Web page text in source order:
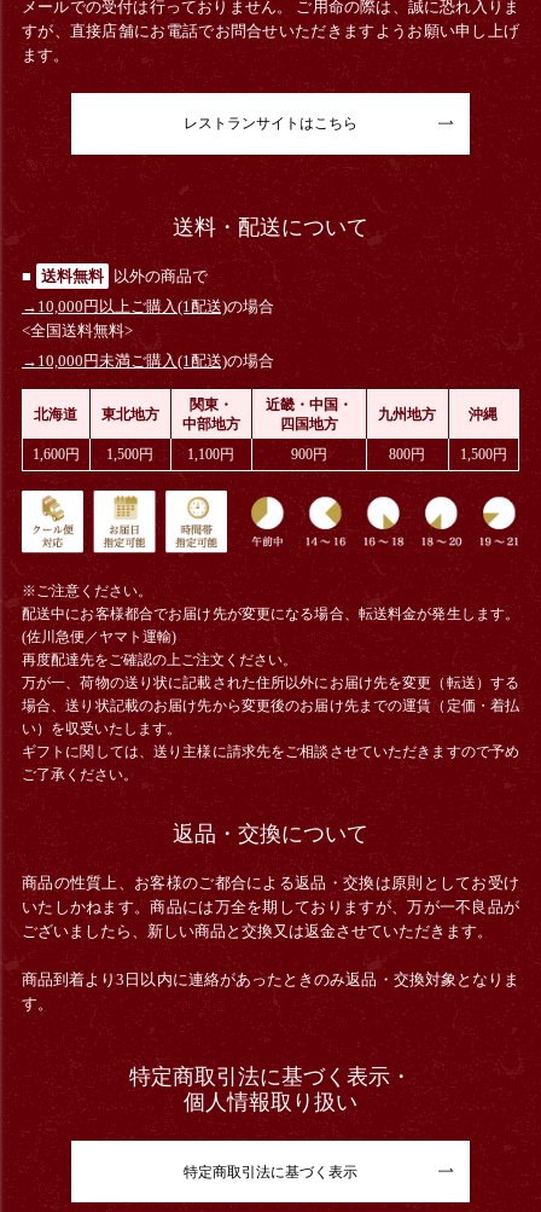
メールでの受付は行っておりません。 ご用命の際は、誠に恐れ入りま
すが、直接店舗にお電話でお問合せいただきますようお願い申し上げ
ます。
レストランサイトはこちら
送料・配送について
■ 送料無料
以外の商品で
→10,000円以上ご購入(1配送)の場合
<全国送料無料>
→10,000円未満ご購入(1配送)の場合
北海道 東北地方
関東・
中部地方
近畿・中国・
四国地方
九州地方 沖縄
1,600円 1,500円 1,100円 900円 800円 1,500円
※ご注意ください。
配送中にお客様都合でお届け先が変更になる場合、 転送料金が発生します。
(佐川急便／ヤマト運輸)
再度配達先をご確認の上ご注文ください。
万が一、荷物の送り状に記載された住所以外にお届け先を変更（転送）する
場合、送り状記載のお届け先から変更後のお届け先までの運賃（定価・着払
い）を収受いたします。
ギフトに関しては、送り主様に請求先をご相談させていただきますので予め
ご了承ください。
返品・交換について
商品の性質上、お客様のご都合による返品・交換は原則としてお受け
いたしかねます。商品には万全を期しておりますが、万が一不良品が
ございましたら、新しい商品と交換又は返金させていただきます。
商品到着より3日以内に連絡があったときのみ返品・交換対象となりま
す。
特定商取引法に基づく表示・
個人情報取り扱い
特定商取引法に基づく表示